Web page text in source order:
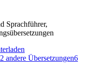
Sprachführer,
2 andere Übersetzungen6